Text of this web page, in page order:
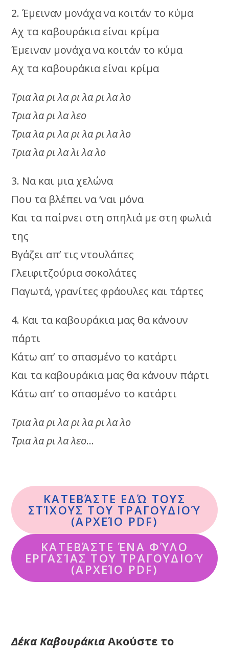
2. Έμειναν μονάχα να κοιτάν το κύμα
Αχ τα καβουράκια είναι κρίμα
Έμειναν μονάχα να κοιτάν το κύμα
Αχ τα καβουράκια είναι κρίμα
Τρια λα ρι λα ρι λα ρι λα λο
Τρια λα ρι λα λεο
Τρια λα ρι λα ρι λα ρι λα λο
Τρια λα ρι λα λι λα λο
3. Να και μια χελώνα
Που τα βλέπει να ‘ναι μόνα
Και τα παίρνει στη σπηλιά με στη φωλιά
της
Βγάζει απ’ τις ντουλάπες
Γλειφιτζούρια σοκολάτες
Παγωτά, γρανίτες φράουλες και τάρτες
4. Και τα καβουράκια μας θα κάνουν
πάρτι
Κάτω απ’ το σπασμένο το κατάρτι
Και τα καβουράκια μας θα κάνουν πάρτι
Κάτω απ’ το σπασμένο το κατάρτι
Τρια λα ρι λα ρι λα ρι λα λο
Τρια λα ρι λα λεο…
ΚΑΤΕΒΆΣΤΕ ΕΔΏ ΤΟΥΣ
ΣΤΊΧΟΥΣ ΤΟΥ ΤΡΑΓΟΥΔΙΟΎ
(ΑΡΧΕΊΟ PDF)
ΚΑΤΕΒΆΣΤΕ ΈΝΑ ΦΎΛΟ
ΕΡΓΑΣΊΑΣ ΤΟΥ ΤΡΑΓΟΥΔΙΟΎ
(ΑΡΧΕΊΟ PDF)
Δέκα Καβουράκια Ακούστε το